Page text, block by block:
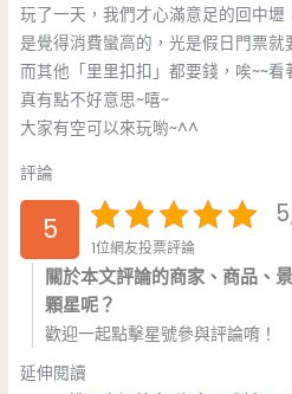
玩了一天，我們才心滿意足的回中
是覺得消費蠻高的，光是假日門票
而其他「里里扣扣」都要錢，唉~~
真有點不好意思~嘻~
大家有空可以來玩喲~^^
評論
5
1位網友投票評論
關於本文評論的商家、商品、
顆星呢？
歡迎一起點擊星號參與評論唷！
延伸閱讀